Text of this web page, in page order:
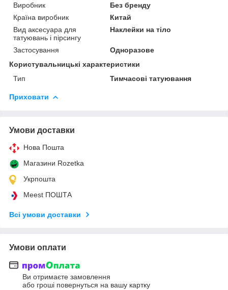
Виробник
Без бренду
Країна виробник
Китай
Вид аксесуара для
татуювань і пірсингу
Наклейки на тіло
Застосування
Одноразове
Користувальницькі характеристики
Тип
Тимчасові татуювання
Приховати
Умови доставки
Нова Пошта
Магазини Rozetka
Укрпошта
Meest ПОШТА
Всі умови доставки
Умови оплати
Ви отримаєте замовлення
або гроші повернуться на вашу картку